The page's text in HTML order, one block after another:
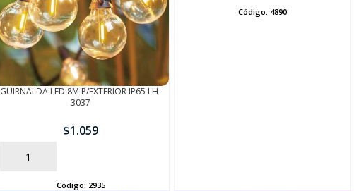
GUIRNALDA LED 8M P/EXTERIOR IP65 LH-
3037
$1.059
AÑADIR
Código: 2935
Código: 4890